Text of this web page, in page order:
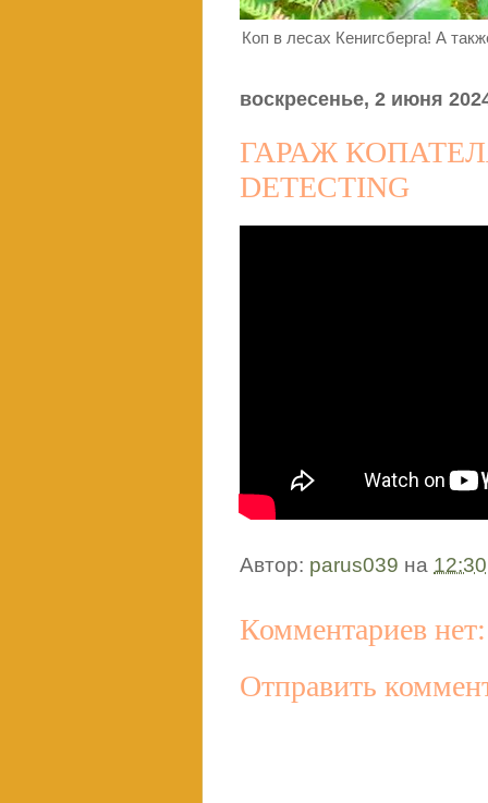
Коп в лесах Кенигсберга! А
воскресенье, 2 июня
ГАРАЖ
DETECTING
Автор: parus039 на 12:30
Комментариев нет:
Отправить